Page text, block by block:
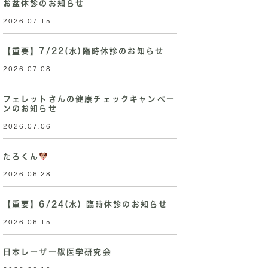
お盆休診のお知らせ
2026.07.15
【重要】7/22(水)臨時休診のお知らせ
2026.07.08
フェレットさんの健康チェックキャンペー
ンのお知らせ
2026.07.06
たろくん
2026.06.28
【重要】6/24(水) 臨時休診のお知らせ
2026.06.15
日本レーザー獣医学研究会